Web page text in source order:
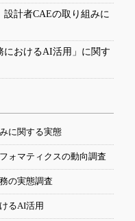
設計者CAEの取り組みに
におけるAI活用」に関す
に関する実態
ォマティクスの動向調査
の実態調査
るAI活用